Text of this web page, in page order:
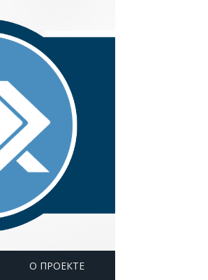
О ПРОЕКТЕ